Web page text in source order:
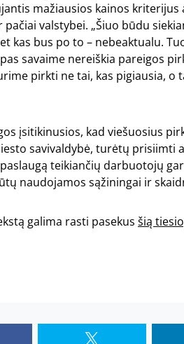
mažiausios kainos kriterijus
pačiai valstybei. „Šiuo būdu
kas bus po to – nebeaktualu.
savaime nereiškia pareigos
pirkti ne tai, kas pigiausia, o
įsitikinusios, kad viešuosius
savivaldybė, turėtų prisiimti
teikiančių darbuotojų
naudojamos sąžiningai ir
galima rasti pasekus šią